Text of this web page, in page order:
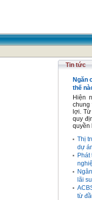
Tin tức
Ngăn
thế
Hiện
lợi.
quy
quyền
Thị
dự
lãi
từ